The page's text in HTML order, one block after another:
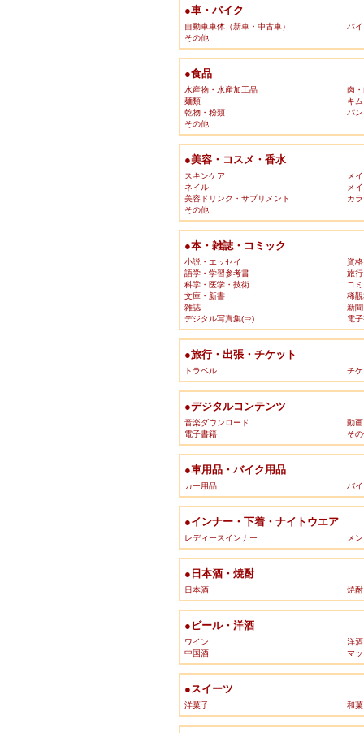
●車・バイク
自動車車体（新車・中古車）
バ
その他
●食品
水産物・水産加工品
肉
麺類
キ
乾物・粉類
パ
その他
●美容・コスメ・香水
スキンケア
メ
ネイル
メ
美容ドリンク・サプリメント
カ
その他
●本・雑誌・コミック
小説・エッセイ
資
語学・学習参考書
旅
科学・医学・技術
コ
文庫・新書
稀
雑誌
新聞
デジタル写真集(⇒)
電
●旅行・出張・チケット
トラベル チ
●デジタルコンテンツ
音楽ダウンロード
動
電子書籍
そ
●車用品・バイク用品
カー用品 バ
●インナー・下着・ナイトウエア
レディースインナー メ
●日本酒・焼酎
日本酒 焼酎
●ビール・洋酒
ワイン
洋酒
中国酒
マ
●スイーツ
洋菓子 和